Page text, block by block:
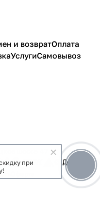
и возвратОплата
УслугиСамовывоз
шоссе 47
при